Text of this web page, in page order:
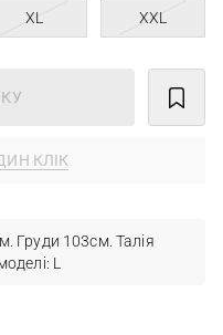
XL XXL
КЛІК
Груди 103см. Талія
L